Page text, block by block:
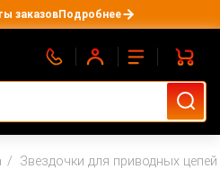
заказовПодробнее
Звездочки для приводных цепей